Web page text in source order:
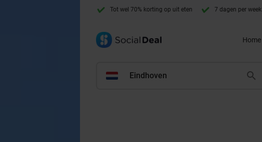
Tot wel 70% korting op uit eten 7 dagen per
Home
Eindhoven